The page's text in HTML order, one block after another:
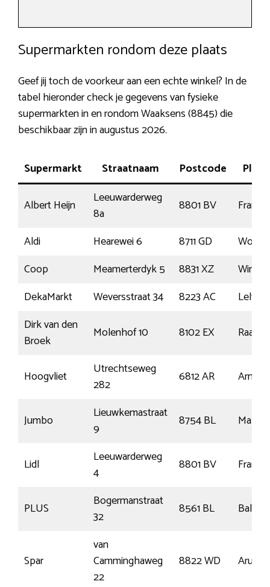
Supermarkten rondom deze plaats
Geef jij toch de voorkeur aan een echte winkel? In de
tabel hieronder check je gegevens van fysieke
supermarkten in en rondom Waaksens (8845) die
beschikbaar zijn in augustus 2026.
Supermarkt Straatnaam Postcode
Albert Heijn
Leeuwarderweg
8a
8801 BV
Aldi
Hearewei 6 8711 GD
Coop
Meamerterdyk 5 8831 XZ
DekaMarkt
Weversstraat 34 8223 AC
Dirk van den
Broek
Molenhof 10 8102 EX Raalte
Hoogvliet
Utrechtseweg
282
6812 AR
Jumbo
Lieuwkemastraat
9
8754 BL
Lidl
Leeuwarderweg
4
8801 BV
PLUS
Bogermanstraat
32
8561 BL Balk
Spar
van
Camminghaweg
22
8822 WD Arum